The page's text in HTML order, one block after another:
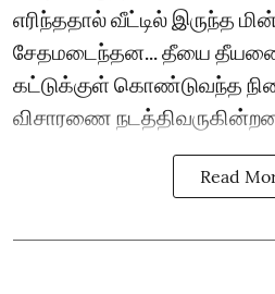
எரிந்ததால் வீட்டில் இருந்த
சேதமடைந்தன... தீயை
கட்டுக்குள் கொண்டுவந்த
விசாரணை
Read